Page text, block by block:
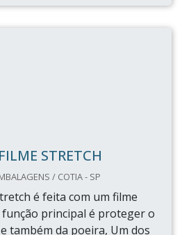
STRETCH
/ COTIA - SP
é feita com um filme
principal é proteger o
também da poeira, Um dos